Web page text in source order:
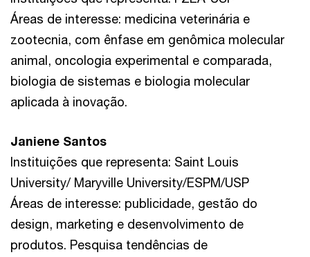
Áreas de interesse: medicina veterinária e
zootecnia, com ênfase em genômica molecular
animal, oncologia experimental e comparada,
biologia de sistemas e biologia molecular
aplicada à inovação.
Janiene Santos
Instituições que representa: Saint Louis
University/ Maryville University/ESPM/USP
Áreas de interesse: publicidade, gestão do
design, marketing e desenvolvimento de
produtos. Pesquisa tendências de